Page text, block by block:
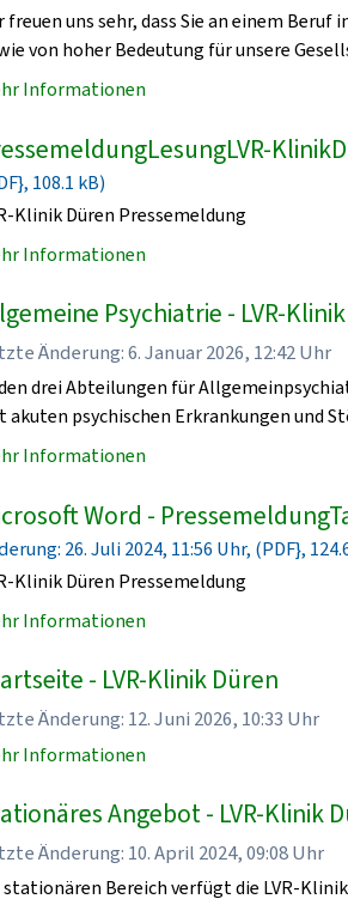
freuen uns sehr, dass Sie an einem
von hoher Bedeutung für unsere
Informationen
108.1 kB)
Klinik Düren Pressemeldung
Informationen
Psychiatrie - LVR-
Änderung: 6. Januar 2026, 12:42 Uhr
drei Abteilungen für
akuten psychischen Erkrankungen und
Informationen
Word -
26. Juli 2024, 11:56 Uhr, (PDF},
Klinik Düren Pressemeldung
Informationen
- LVR-Klinik Düren
Änderung: 12. Juni 2026, 10:33 Uhr
Informationen
Angebot - LVR-Klinik
Änderung: 10. April 2024, 09:08 Uhr
Bereich verfügt die LVR-